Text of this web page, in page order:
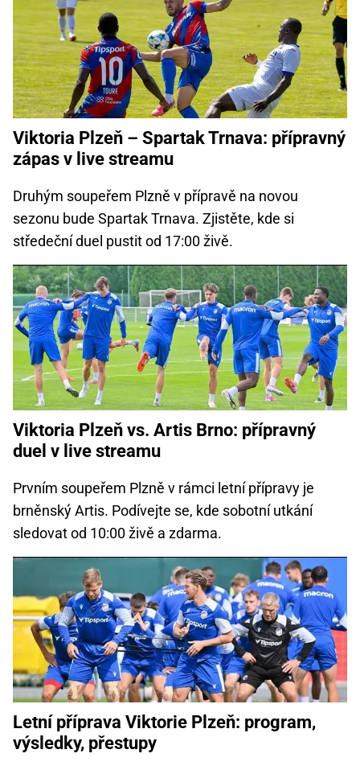
Viktoria Plzeň – Spartak Trnava: přípravný
zápas v live streamu
Druhým soupeřem Plzně v přípravě na novou
sezonu bude Spartak Trnava. Zjistěte, kde si
středeční duel pustit od 17:00 živě.
Viktoria Plzeň vs. Artis Brno: přípravný
duel v live streamu
Prvním soupeřem Plzně v rámci letní přípravy je
brněnský Artis. Podívejte se, kde sobotní utkání
sledovat od 10:00 živě a zdarma.
Letní příprava Viktorie Plzeň: program,
výsledky, přestupy